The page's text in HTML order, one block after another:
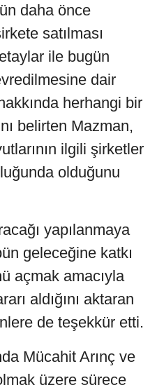
daha önce
satılması
ile bugün
dair
herhangi bir
belirten Mazman,
ilgili şirketler
olduğunu
yapılanmaya
geleceğine katkı
açmak amacıyla
aldığını aktaran
de teşekkür etti.
Mücahit Arınç ve
üzere sürece